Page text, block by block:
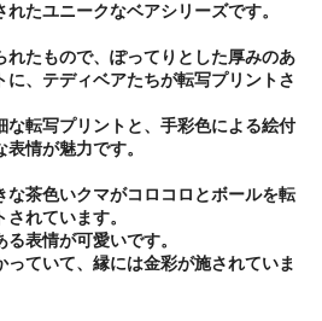
れたユニークなベアシリーズです。
れたもので、ぽってりとした厚みのあ
に、テディベアたちが転写プリントさ
な転写プリントと、手彩色による絵付
情が魅力です。
な茶色いクマがコロコロとボールを転
れています。
表情が可愛いです。
ていて、縁には金彩が施されていま